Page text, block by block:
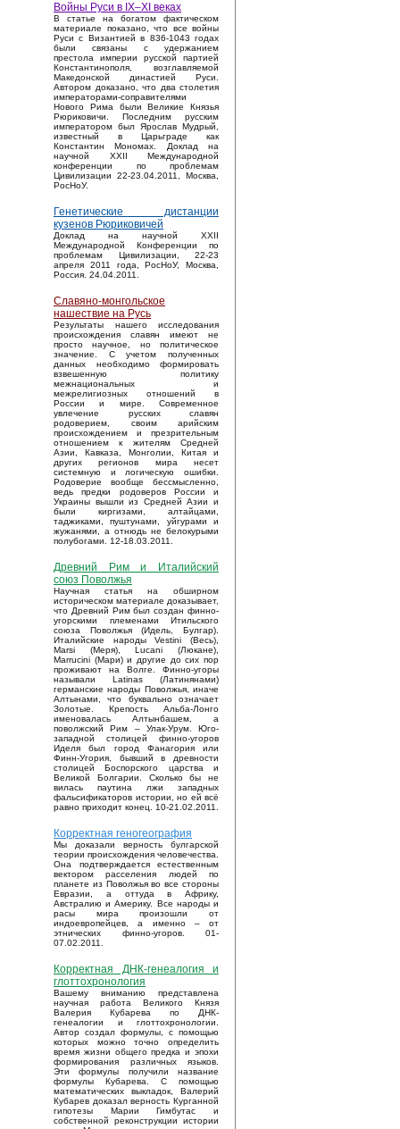
Войны Руси в IX–XI веках
В статье на богатом фактическом
материале показано, что все войны
Руси с Византией в 836-1043 годах
были связаны с удержанием
престола империи русской партией
Константинополя, возглавляемой
Македонской династией Руси.
Автором доказано, что два столетия
императорами-соправителями
Нового Рима были Великие Князья
Рюриковичи. Последним русским
императором был Ярослав Мудрый,
известный в Царьграде как
Константин Мономах. Доклад на
научной XXII Международной
конференции по проблемам
Цивилизации 22-23.04.2011, Москва,
РосНоУ.
Генетические дистанции
кузенов Рюриковичей
Доклад на научной XXII
Международной Конференции по
проблемам Цивилизации, 22-23
апреля 2011 года, РосНоУ, Москва,
Россия. 24.04.2011.
Славяно-монгольское
нашествие на Русь
Результаты нашего исследования
происхождения славян имеют не
просто научное, но политическое
значение. С учетом полученных
данных необходимо формировать
взвешенную политику
межнациональных и
межрелигиозных отношений в
России и мире. Современное
увлечение русских славян
родоверием, своим арийским
происхождением и презрительным
отношением к жителям Средней
Азии, Кавказа, Монголии, Китая и
других регионов мира несет
системную и логическую ошибки.
Родоверие вообще бессмысленно,
ведь предки родоверов России и
Украины вышли из Средней Азии и
были киргизами, алтайцами,
таджиками, пуштунами, уйгурами и
жужанями, а отнюдь не белокурыми
полубогами. 12-18.03.2011.
Древний Рим и Италийский
союз Поволжья
Научная статья на обширном
историческом материале доказывает,
что Древний Рим был создан финно-
угорскими племенами Итильского
союза Поволжья (Идель, Булгар).
Италийские народы Vestini (Весь),
Marsi (Меря), Lucani (Люкане),
Marrucini (Мари) и другие до сих пор
проживают на Волге. Финно-угоры
называли Latinas (Латинянами)
германские народы Поволжья, иначе
Алтынами, что буквально означает
Золотые. Крепость Альба-Лонго
именовалась Алтынбашем, а
поволжский Рим – Улак-Урум. Юго-
западной столицей финно-угоров
Иделя был город Фанагория или
Финн-Угория, бывший в древности
столицей Боспорского царства и
Великой Болгарии. Сколько бы не
вилась паутина лжи западных
фальсификаторов истории, но ей всё
равно приходит конец. 10-21.02.2011.
Корректная геногеография
Мы доказали верность булгарской
теории происхождения человечества.
Она подтверждается естественным
вектором расселения людей по
планете из Поволжья во все стороны
Евразии, а оттуда в Африку,
Австралию и Америку. Все народы и
расы мира произошли от
индоевропейцев, а именно – от
этнических финно-угоров. 01-
07.02.2011.
Корректная ДНК-генеалогия и
глоттохронология
Вашему вниманию представлена
научная работа Великого Князя
Валерия Кубарева по ДНК-
генеалогии и глоттохронологии.
Автор создал формулы, с помощью
которых можно точно определить
время жизни общего предка и эпохи
формирования различных языков.
Эти формулы получили название
формулы Кубарева. С помощью
математических выкладок, Валерий
Кубарев доказал верность Курганной
гипотезы Марии Гимбутас и
собственной реконструкции истории